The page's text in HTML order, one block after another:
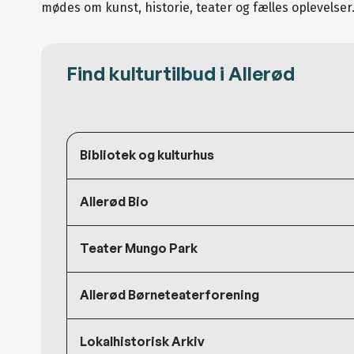
mødes om kunst, historie, teater og fælles oplevelser.
Find kulturtilbud i Allerød
Bibliotek og kulturhus
Allerød Bio
Teater Mungo Park
Allerød Børneteaterforening
Lokalhistorisk Arkiv